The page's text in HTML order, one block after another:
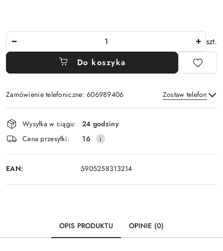
szt.
Do koszyka
Zamówienie telefoniczne: 606989406 Zostaw telefon
Wyślij
Dostępność
i
dostawa
Wysyłka w ciągu:
24 godziny
Cena przesyłki:
16
EAN: 5905258313214
OPIS PRODUKTU OPINIE (0)